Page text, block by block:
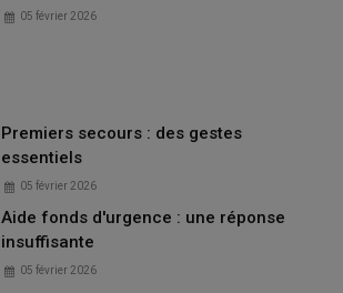
05 février 2026
Premiers secours : des gestes
essentiels
05 février 2026
Aide fonds d'urgence : une réponse
insuffisante
05 février 2026